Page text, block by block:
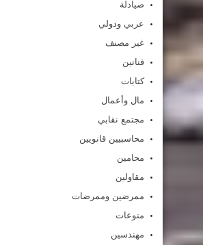
صيادلة
عربي ودولي
غير مصنف
فنانين
كتابات
مال وأعمال
مجتمع نقابي
محاسبيين قانويين
محامين
مقاولين
ممرضين وممرضات
منوعات
مهندسين